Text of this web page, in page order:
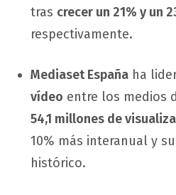
tras crecer un 21% y un
respectivamente.
Mediaset España ha
vídeo entre los medios
54,1 millones de
10% más interanual y
histórico.